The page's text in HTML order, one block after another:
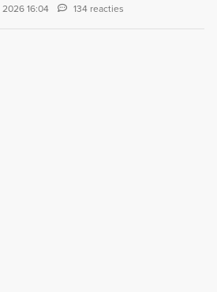
16:04 134 reacties